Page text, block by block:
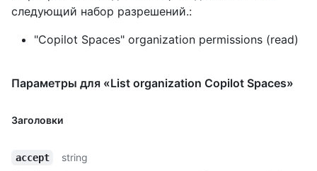
следующий набор разрешений.:
"Copilot Spaces" organization permissions (read)
Параметры для «List organization Copilot Spaces»
Заголовки
accept
string